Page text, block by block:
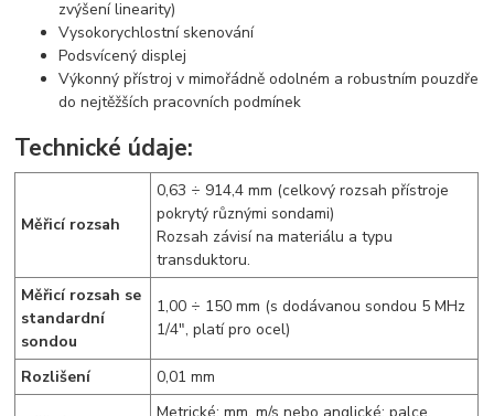
zvýšení linearity)
Vysokorychlostní skenování
Podsvícený displej
Výkonný přístroj v mimořádně odolném a robustním pouzdře
do nejtěžších pracovních podmínek
Technické údaje:
Měřicí rozsah
0,63 ÷ 914,4 mm (celkový rozsah přístroje
pokrytý různými sondami)
Rozsah závisí na materiálu a typu
transduktoru.
Měřicí rozsah se
standardní
sondou
1,00 ÷ 150 mm (s dodávanou sondou 5 MHz
1/4", platí pro ocel)
Rozlišení 0,01 mm
Metrické: mm, m/s nebo anglické: palce,